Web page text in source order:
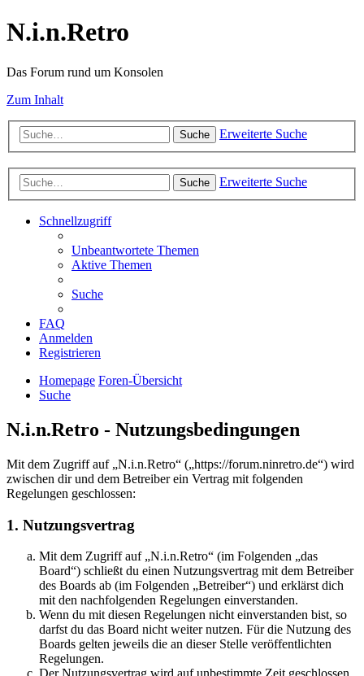
N.i.n.Retro
Das Forum rund um Konsolen
Zum Inhalt
Suche Erweiterte Suche
Suche Erweiterte Suche
Schnellzugriff
Unbeantwortete Themen
Aktive Themen
Suche
FAQ
Anmelden
Registrieren
Homepage Foren-Übersicht
Suche
N.i.n.Retro - Nutzungsbedingungen
Mit dem Zugriff auf „N.i.n.Retro“ („https://forum.ninretro.de“) wird
zwischen dir und dem Betreiber ein Vertrag mit folgenden
Regelungen geschlossen:
1. Nutzungsvertrag
Mit dem Zugriff auf „N.i.n.Retro“ (im Folgenden „das
Board“) schließt du einen Nutzungsvertrag mit dem Betreiber
des Boards ab (im Folgenden „Betreiber“) und erklärst dich
mit den nachfolgenden Regelungen einverstanden.
Wenn du mit diesen Regelungen nicht einverstanden bist, so
darfst du das Board nicht weiter nutzen. Für die Nutzung des
Boards gelten jeweils die an dieser Stelle veröffentlichten
Regelungen.